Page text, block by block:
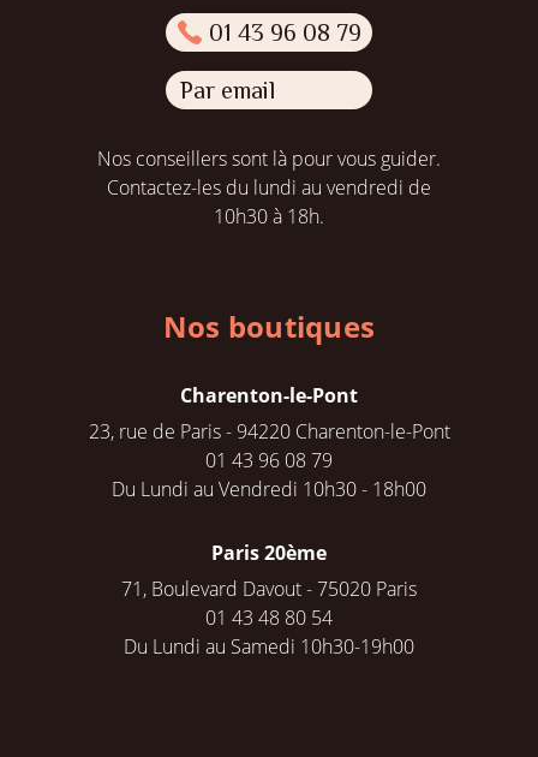
01 43 96 08 79
Par email
Nos conseillers sont là pour vous guider.
Contactez-les du lundi au vendredi de
10h30 à 18h.
Nos boutiques
Charenton-le-Pont
23, rue de Paris - 94220 Charenton-le-Pont
01 43 96 08 79
Du Lundi au Vendredi 10h30 - 18h00
Paris 20ème
71, Boulevard Davout - 75020 Paris
01 43 48 80 54
Du Lundi au Samedi 10h30-19h00